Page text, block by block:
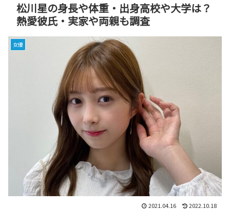
松川星の身長や体重・出身高校や大学は？
熱愛彼氏・実家や両親も調査
女優
2021.04.16 2022.10.18